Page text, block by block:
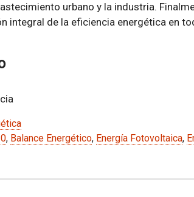
urbano y la industria.
integral de la eficiencia energética en
, Balance Energético, Energía Fotovoltaica,